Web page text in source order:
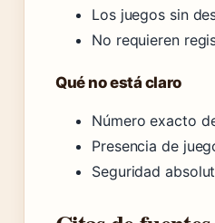
Los juegos sin
No requieren
Qué no está claro
Número exacto
Presencia de
Seguridad